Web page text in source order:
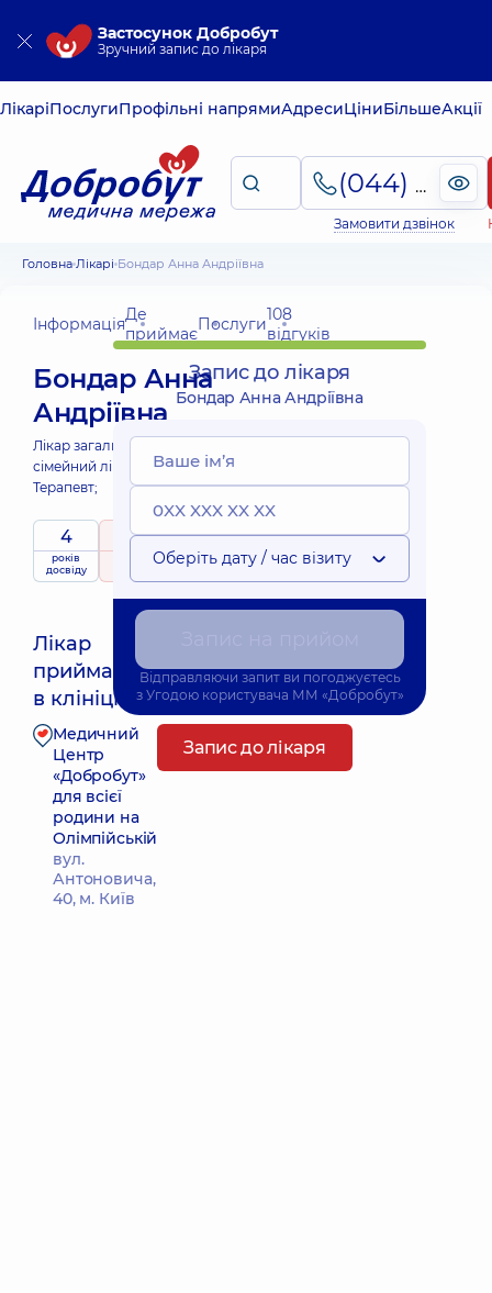
Застосунок Добробут
Зручний запис до лікаря
ЛікаріПослугиПрофільні напрямиАдресиЦіниБільшеАкції
(044) 495-2-888
Замовити дзвінок
Головна Лікарі Бондар Анна Андріївна
ІнформаціяДе
приймаєПослуги108
відгуків
Бондар Анна
Андріївна
Лікар загальної практики -
сімейний лікар;
Терапевт;
4
років
досвіду
5 / 5
рейтингна підставі
108 відгуків
Лікар
приймає
в клініці
Найближчий час прийому: Сьогодні о 14:30
Медичний
Центр
«Добробут»
для всієї
родини на
Олімпійській
вул.
Антоновича,
40, м. Київ
Запис до лікаря
Запис до лікаря
Бондар Анна Андріївна
Оберіть дату / час візиту
Відправляючи запит ви погоджуєтесь
з Угодою користувача ММ «Добробут»